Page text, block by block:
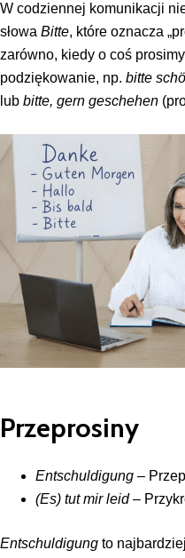
W codziennej komunikacji
słowa Bitte, które oznacza
zarówno, kiedy o coś
podziękowanie, np. bitte
lub bitte, gern geschehen
Przeprosiny
Entschuldigung –
(Es) tut mir leid–
Entschuldigung to